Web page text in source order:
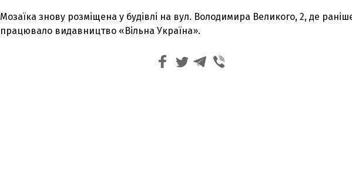
Мозаїка знову розміщена у будівлі на вул. Володимира Великого, 2, де
працювало видавництво «Вільна Україна».